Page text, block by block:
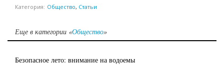
Категория: Общество, Статьи
Еще в категории «Общество»
Безопасное лето: внимание на водоемы